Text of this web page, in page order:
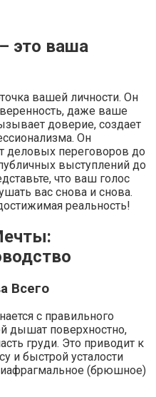
это ваша
вашей личности. Он
даже ваше
доверие, создает
Он
деловых переговоров до
выступлений до
что ваш голос
вас снова и снова.
реальность!
Всего
с правильного
дышат поверхностно,
груди. Это приводит к
и быстрой усталости
(брюшное)